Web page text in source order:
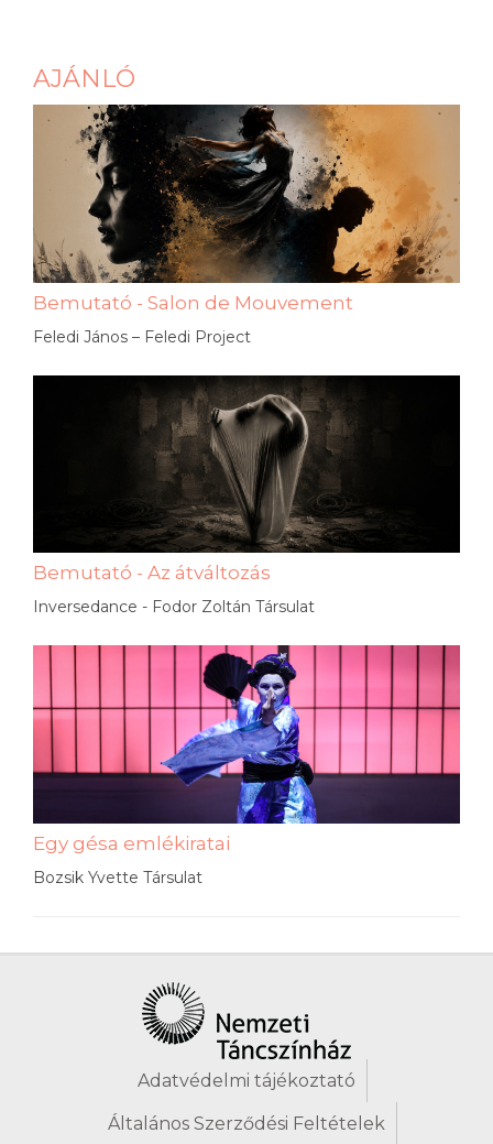
AJÁNLÓ
Bemutató - Salon de Mouvement
Feledi János – Feledi Project
Bemutató - Az átváltozás
Inversedance - Fodor Zoltán Társulat
Egy gésa emlékiratai
Bozsik Yvette Társulat
Adatvédelmi tájékoztató
Általános Szerződési Feltételek